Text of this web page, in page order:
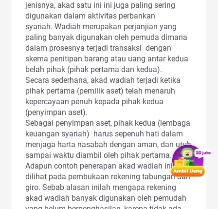
jenisnya, akad satu ini ini juga paling sering
digunakan dalam aktivitas perbankan
syariah. Wadiah merupakan perjanjian yang
paling banyak digunakan oleh pemuda dimana
dalam prosesnya terjadi transaksi dengan
skema penitipan barang atau uang antar kedua
belah pihak (pihak pertama dan kedua).
Secara sederhana, akad wadiah terjadi ketika
pihak pertama (pemilik aset) telah menaruh
kepercayaan penuh kepada pihak kedua
(penyimpan aset).
Sebagai penyimpan aset, pihak kedua (lembaga
keuangan syariah) harus sepenuh hati dalam
menjaga harta nasabah dengan aman, dan utuh
sampai waktu diambil oleh pihak pertama.
Adapun contoh penerapan akad wadiah ini bisa
dilihat pada pembukaan rekening tabungan dan
giro. Sebab alasan inilah mengapa rekening
akad wadiah banyak digunakan oleh pemudah